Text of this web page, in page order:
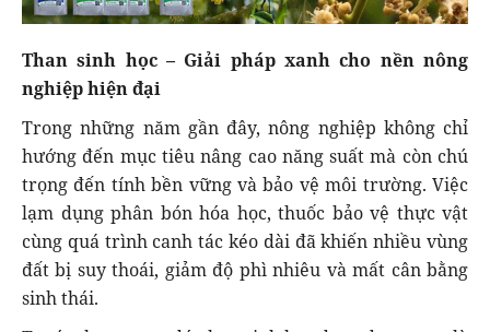
Than sinh học – Giải pháp xanh cho nền nông
nghiệp hiện đại
Trong những năm gần đây, nông nghiệp không chỉ
hướng đến mục tiêu nâng cao năng suất mà còn chú
trọng đến tính bền vững và bảo vệ môi trường. Việc
lạm dụng phân bón hóa học, thuốc bảo vệ thực vật
cùng quá trình canh tác kéo dài đã khiến nhiều vùng
đất bị suy thoái, giảm độ phì nhiêu và mất cân bằng
sinh thái.